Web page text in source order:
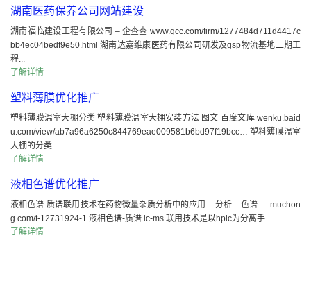
湖南医药保养公司网站建设
湖南福临建设工程有限公司 – 企查查 www.qcc.com/firm/1277484d711d4417c
bb4ec04bedf9e50.html 湖南达嘉维康医药有限公司研发及gsp物流基地二期工
程...
了解详情
塑料薄膜优化推广
塑料薄膜温室大棚分类 塑料薄膜温室大棚安装方法 图文 百度文库 wenku.baid
u.com/view/ab7a96a6250c844769eae009581b6bd97f19bcc… 塑料薄膜温室
大棚的分类...
了解详情
液相色谱优化推广
液相色谱-质谱联用技术在药物微量杂质分析中的应用 – 分析 – 色谱 … muchon
g.com/t-12731924-1 液相色谱-质谱 lc-ms 联用技术是以hplc为分离手...
了解详情